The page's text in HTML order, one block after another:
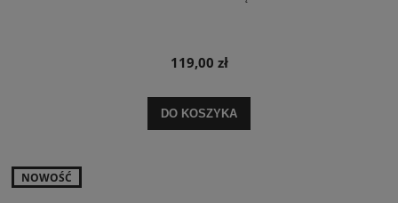
119,00 zł
DO KOSZYKA
NOWOŚĆ